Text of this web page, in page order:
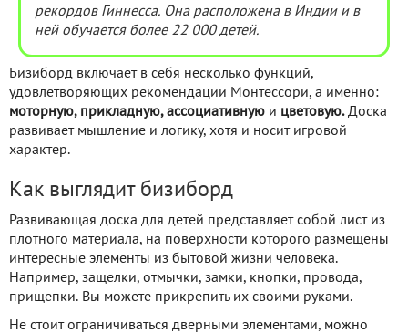
рекордов Гиннесса. Она расположена в Индии и в
ней обучается более 22 000 детей.
Бизиборд включает в себя несколько функций,
удовлетворяющих рекомендации Монтессори, а именно:
моторную, прикладную, ассоциативную и цветовую.Доска
развивает мышление и логику, хотя и носит игровой
характер.
Как выглядит бизиборд
Развивающая доска для детей представляет собой лист из
плотного материала, на поверхности которого размещены
интересные элементы из бытовой жизни человека.
Например, защелки, отмычки, замки, кнопки, провода,
прищепки. Вы можете прикрепить их своими руками.
Не стоит ограничиваться дверными элементами, можно